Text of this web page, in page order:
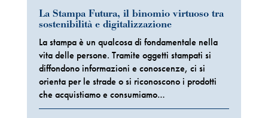
La Stampa Futura, il binomio virtuoso tra
sostenibilità e digitalizzazione
La stampa è un qualcosa di fondamentale nella
vita delle persone. Tramite oggetti stampati si
diffondono informazioni e conoscenze, ci si
orienta per le strade o si riconoscono i prodotti
che acquistiamo e consumiamo…